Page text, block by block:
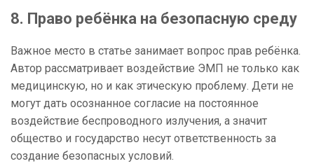
8. Право ребёнка на безопасную среду
Важное место в статье занимает вопрос прав ребёнка.
Автор рассматривает воздействие ЭМП не только как
медицинскую, но и как этическую проблему. Дети не
могут дать осознанное согласие на постоянное
воздействие беспроводного излучения, а значит
общество и государство несут ответственность за
создание безопасных условий.